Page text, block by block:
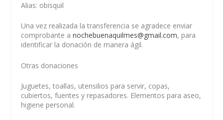
Alias: obisquil
Una vez realizada la transferencia se agradece enviar
comprobante anochebuenaquilmes@gmail.com, para
identificar la donación de manera ágil.
Otras donaciones
Juguetes, toallas, utensilios para servir, copas,
cubiertos, fuentes y repasadores. Elementos para aseo,
higiene personal.